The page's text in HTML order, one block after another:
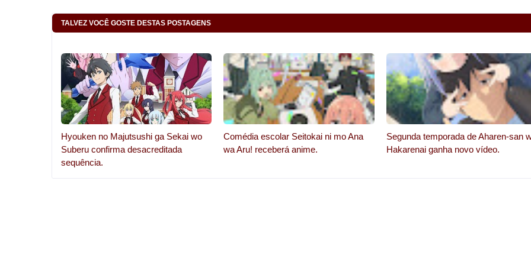
TALVEZ VOCÊ GOSTE DESTAS POSTAGENS
Hyouken no Majutsushi ga Sekai wo
Suberu confirma desacreditada
sequência.
Comédia escolar Seitokai ni mo Ana
wa Aru! receberá anime.
Segunda temporada de Aharen-san
Hakarenai ganha novo vídeo.